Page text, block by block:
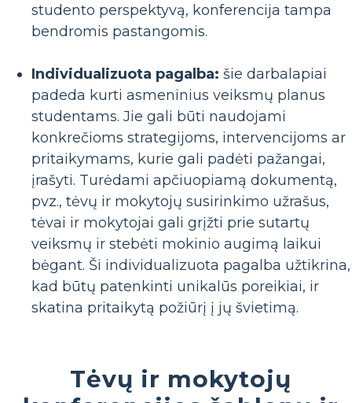
studento perspektyvą, konferencija tampa
bendromis pastangomis.
Individualizuota pagalba: šie darbalapiai
padeda kurti asmeninius veiksmų planus
studentams. Jie gali būti naudojami
konkrečioms strategijoms, intervencijoms ar
pritaikymams, kurie gali padėti pažangai,
įrašyti. Turėdami apčiuopiamą dokumentą,
pvz., tėvų ir mokytojų susirinkimo užrašus,
tėvai ir mokytojai gali grįžti prie sutartų
veiksmų ir stebėti mokinio augimą laikui
bėgant. Ši individualizuota pagalba užtikrina,
kad būtų patenkinti unikalūs poreikiai, ir
skatina pritaikytą požiūrį į jų švietimą.
Tėvų ir mokytojų